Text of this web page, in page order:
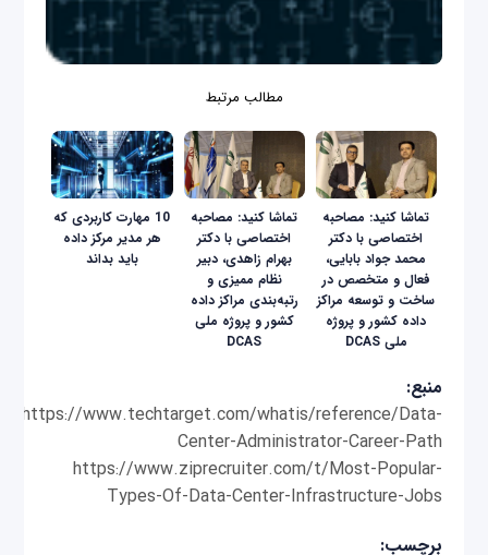
مطالب مرتبط
تماشا کنید: مصاحبه
اختصاصی با دکتر
محمد جواد بابایی،
فعال و متخصص در
ساخت و توسعه مراکز
داده کشور و پروژه
ملی DCAS
تماشا کنید: مصاحبه
اختصاصی با دکتر
بهرام زاهدی، دبیر
نظام ممیزی و
رتبه‌بندی مراکز داده
کشور و پروژه ملی
DCAS
10 مهارت کاربردی که
هر مدیر مرکز داده
باید بداند
منبع:
https://www.techtarget.com/whatis/reference/Data-
Center-Administrator-Career-Path
https://www.ziprecruiter.com/t/Most-Popular-
Types-Of-Data-Center-Infrastructure-Jobs
برچسب: